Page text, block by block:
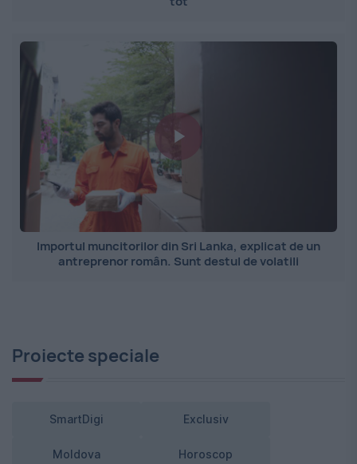
Importul muncitorilor din Sri Lanka, explicat de un
antreprenor român. Sunt destul de volatili
Proiecte speciale
SmartDigi Exclusiv
Moldova Horoscop